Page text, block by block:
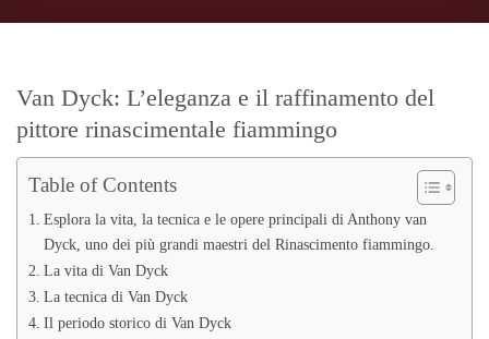
Van Dyck: L’eleganza e il raffinamento del
pittore rinascimentale fiammingo
Table of Contents
Esplora la vita, la tecnica e le opere principali di Anthony van
Dyck, uno dei più grandi maestri del Rinascimento fiammingo.
La vita di Van Dyck
La tecnica di Van Dyck
Il periodo storico di Van Dyck